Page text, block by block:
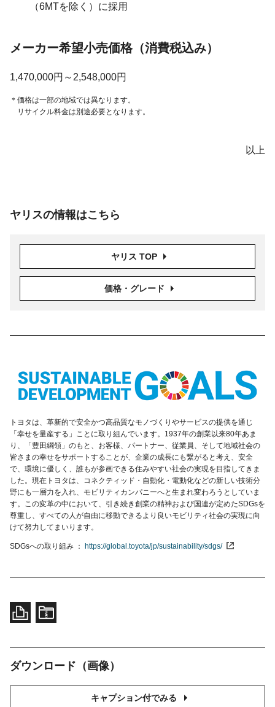
（6MTを除く）に採用
メーカー希望小売価格 （消費税込み）
1,470,000円～2,548,000円
価格は一部の地域では異なります。
リサイクル料金は別途必要となります。
以上
ヤリスの情報はこちら
ヤリス TOP
価格・グレード
トヨタは、革新的で安全かつ高品質なモノづくりやサービスの提供を通じ
「幸せを量産する」ことに取り組んでいます。1937年の創業以来80年あま
り、「豊田綱領」のもと、お客様、パートナー、従業員、そして地域社会の
皆さまの幸せをサポートすることが、企業の成長にも繋がると考え、安全
で、環境に優しく、誰もが参画できる住みやすい社会の実現を目指してきま
した。現在トヨタは、コネクティッド・自動化・電動化などの新しい技術分
野にも一層力を入れ、モビリティカンパニーへと生まれ変わろうとしていま
す。この変革の中において、引き続き創業の精神および国連が定めたSDGsを
尊重し、すべての人が自由に移動できるより良いモビリティ社会の実現に向
けて努力してまいります。
SDGsへの取り組み https://global.toyota/jp/sustainability/sdgs/
ダウンロード（画像）
キャプション付でみる